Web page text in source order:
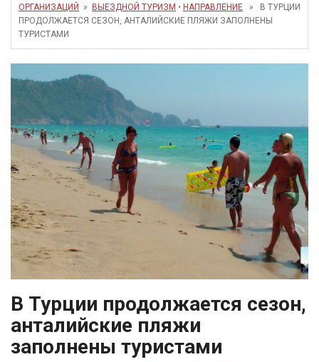
ОРГАНИЗАЦИЙ
» ВЫЕЗДНОЙ ТУРИЗМ • НАПРАВЛЕНИЕ » В ТУРЦИИ
ПРОДОЛЖАЕТСЯ СЕЗОН, АНТАЛИЙСКИЕ ПЛЯЖИ ЗАПОЛНЕНЫ
ТУРИСТАМИ
В Турции продолжается сезон,
анталийские пляжи
заполнены туристами